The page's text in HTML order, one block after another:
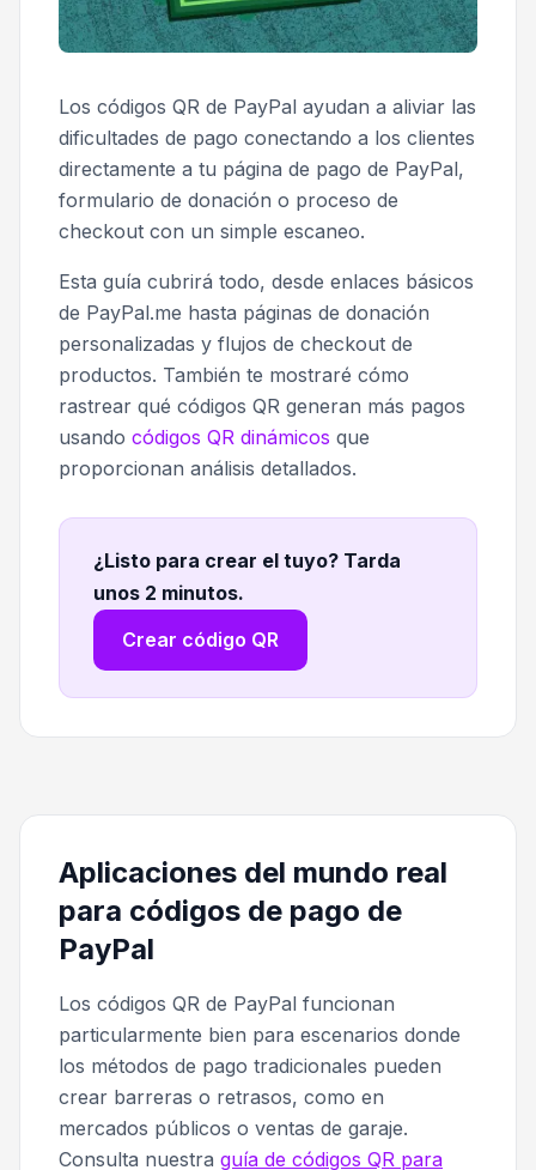
Los códigos QR de PayPal ayudan a aliviar las
dificultades de pago conectando a los clientes
directamente a tu página de pago de PayPal,
formulario de donación o proceso de
checkout con un simple escaneo.
Esta guía cubrirá todo, desde enlaces básicos
de PayPal.me hasta páginas de donación
personalizadas y flujos de checkout de
productos. También te mostraré cómo
rastrear qué códigos QR generan más pagos
usando códigos QR dinámicos que
proporcionan análisis detallados.
¿Listo para crear el tuyo? Tarda
unos 2 minutos.
Crear código QR
Aplicaciones del mundo real
para códigos de pago de
PayPal
Los códigos QR de PayPal funcionan
particularmente bien para escenarios donde
los métodos de pago tradicionales pueden
crear barreras o retrasos, como en
mercados públicos o ventas de garaje.
Consulta nuestra guía de códigos QR para